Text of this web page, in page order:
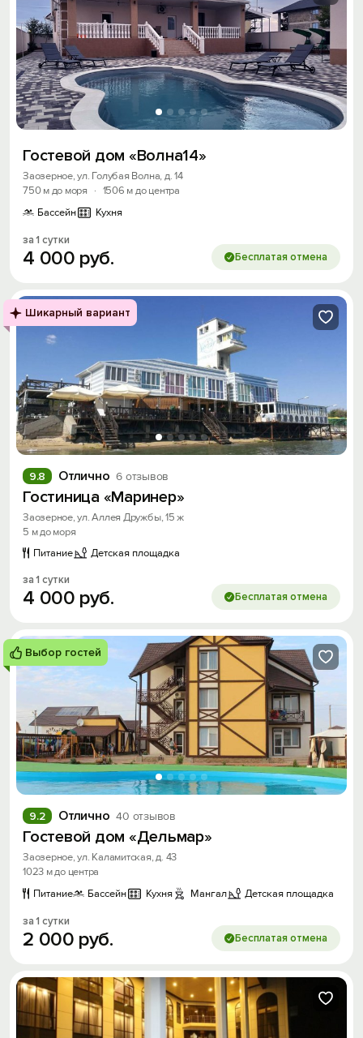
Гостевой дом «Волна14»
Заозерное, ул. Голубая Волна, д. 14
750 м до моря
· 1506 м до центра
Бассейн
Кухня
за 1 сутки
4 000 руб. Бесплатая отмена
Шикарный вариант
Отлично 6 отзывов
9.8
Гостиница «Маринер»
Заозерное, ул. Аллея Дружбы, 15 ж
5 м до моря
Питание
Детская площадка
за 1 сутки
4 000 руб. Бесплатая отмена
Выбор гостей
Отлично 40 отзывов
9.2
Гостевой дом «Дельмар»
Заозерное, ул. Каламитская, д. 43
1023 м до центра
Питание
Бассейн Кухня Мангал Детская площадка
за 1 сутки
2 000 руб. Бесплатая отмена